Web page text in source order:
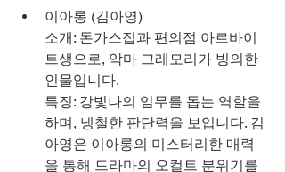
이아롱 (김아영)
소개: 돈가스집과 편의점 아르바이
트생으로, 악마 그레모리가 빙의한
인물입니다.
특징: 강빛나의 임무를 돕는 역할을
하며, 냉철한 판단력을 보입니다. 김
아영은 이아롱의 미스터리한 매력
을 통해 드라마의 오컬트 분위기를